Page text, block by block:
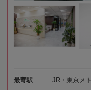
最寄駅 JR・東京メ